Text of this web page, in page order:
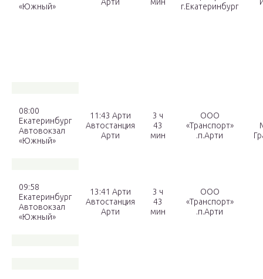
«Южный»
г.Екатеринбург
08:00
Екатеринбург
Автовокзал
«Южный»
11:43 Арти
Автостанция
Арти
3 ч
43
мин
ООО
«Транспорт»
.п.Арти
09:58
Екатеринбург
Автовокзал
«Южный»
13:41 Арти
Автостанция
Арти
3 ч
43
мин
ООО
«Транспорт»
.п.Арти